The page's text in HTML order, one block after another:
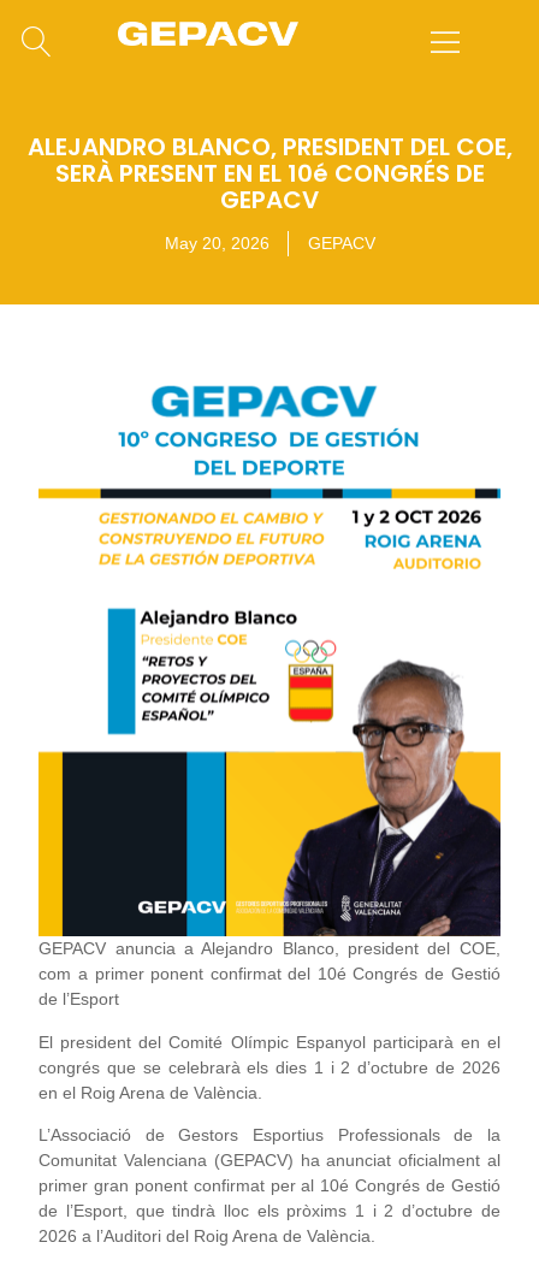
ALEJANDRO BLANCO, PRESIDENT DEL COE,
SERÀ PRESENT EN EL 10é CONGRÉS DE
GEPACV
May 20, 2026 GEPACV
GEPACV anuncia a Alejandro Blanco, president del COE,
com a primer ponent confirmat del 10é Congrés de Gestió
de l’Esport
El president del Comité Olímpic Espanyol participarà en el
congrés que se celebrarà els dies 1 i 2 d’octubre de 2026
en el Roig Arena de València.
L’Associació de Gestors Esportius Professionals de la
Comunitat Valenciana (GEPACV) ha anunciat oficialment al
primer gran ponent confirmat per al 10é Congrés de Gestió
de l’Esport, que tindrà lloc els pròxims 1 i 2 d’octubre de
2026 a l’Auditori del Roig Arena de València.